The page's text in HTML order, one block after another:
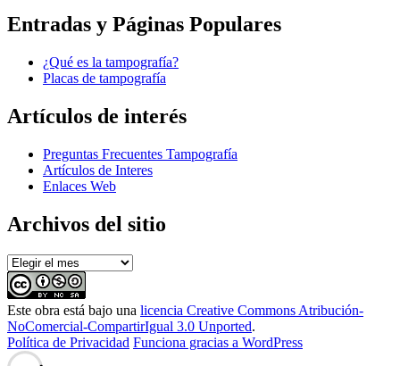
Entradas y Páginas Populares
¿Qué es la tampografía?
Placas de tampografía
Artículos de interés
Preguntas Frecuentes Tampografía
Artículos de Interes
Enlaces Web
Archivos del sitio
Archivos
del
sitio
Este obra está bajo una licencia Creative Commons Atribución-
NoComercial-CompartirIgual 3.0 Unported.
Política de Privacidad Funciona gracias a WordPress